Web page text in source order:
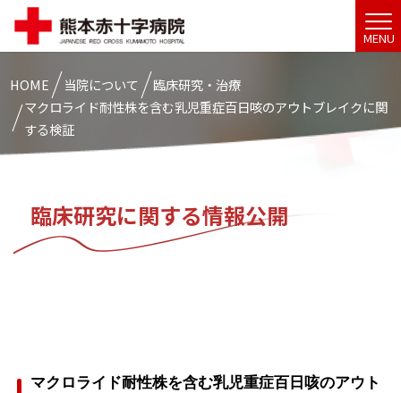
MENU
HOME 当院について
臨床研究・治療
マクロライド耐性株を含む乳児重症百日咳のアウトブレイクに関
する検証
臨床研究に関する情報公開
マクロライド耐性株を含む乳児重症百日咳のアウト